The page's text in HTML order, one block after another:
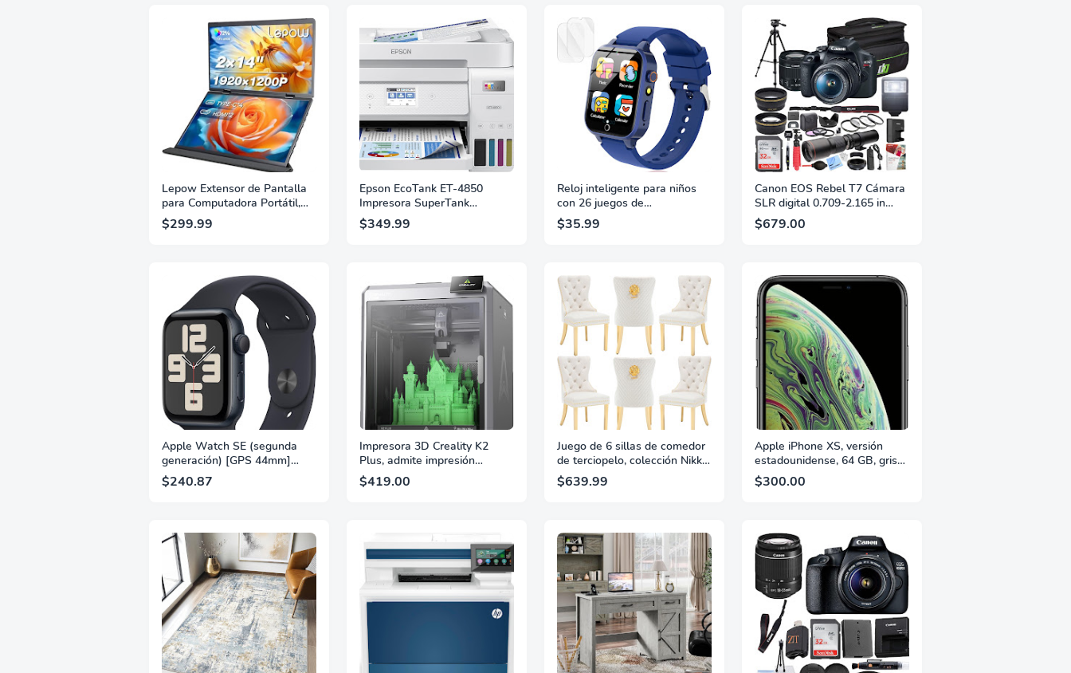
Alexa/Google Assistant
disposición de botones PRO
Lepow Extensor de Pantalla
para Computadora Portátil,
Monitor Dual Portátil de 14
Pulgadas, 1200p FHD, 72%
Portátil Triple para
Computadora Portátil,
Compatible con Windows y
macOS, Negro
$299.99
Epson EcoTank ET-4850
Impresora SuperTank
inalámbrica todo en uno sin
cartuchos con escáner,
documentos y Ethernet – La
mejor impresora para la
oficina – Blanca, mediana
$349.99
Reloj inteligente para niños
con 26 juegos de
rompecabezas, pantalla táctil,
cámara HD, despertador y
cumpleaños para niños y
niñas (azul)
$35.99
Canon EOS Rebel T7 Cámara
SLR digital 0.709-2.165 in
f/3.5-5.6 is II Kit Bundle,
teleobjetivo preestablecido de
Paintshop Pro y accesorios
(13 artículos)
$679.00
Apple Watch SE (segunda
generación) [GPS 44mm]
Reloj inteligente con caja de
aluminio Midnight y correa
física y sueño, detección de
colisiones, monitor de
frecuencia cardíaca
$240.87
Impresora 3D Creality K2
Plus, admite impresión
multicolor para necesidades
CFS, impresión de alta
impresora 3D FDM lista para
usar, gran volumen de
construcción 350x350x350
mm
$419.00
Juego de 6 sillas de comedor
de terciopelo, colección Nikki,
silla de comedor con patas
doradas de acero inoxidable y
cabeza de clavo y respaldo
capitoné con botones, color
beige
$639.99
Apple iPhone XS, versión
estadounidense, 64 GB, gris
espacial - Desbloqueado
(actualizado)
$300.00